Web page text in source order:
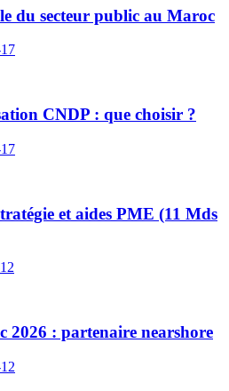
du secteur public au Maroc
CNDP : que choisir ?
et aides PME (11 Mds
2026 : partenaire nearshore